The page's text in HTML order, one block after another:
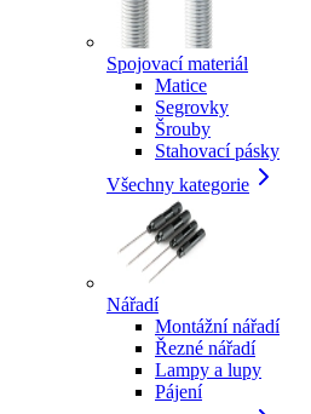
Spojovací materiál
Matice
Segrovky
Šrouby
Stahovací pásky
Všechny kategorie
Nářadí
Montážní nářadí
Řezné nářadí
Lampy a lupy
Pájení